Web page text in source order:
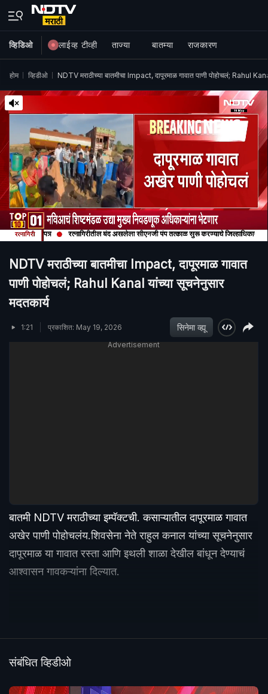
व्हिडिओ लाईव्ह टीव्ही ताज्या बातम्या राजकारण
होम व्हिडीओ NDTV मराठीच्या बातमीचा Impact, दापूरमाळ गावात पाणी पोहोचलं; Rahul
NDTV मराठीच्या बातमीचा Impact, दापूरमाळ गावात
पाणी पोहोचलं; Rahul Kanal यांच्या सूचनेनुसार
मदतकार्य
1:21 प्रकाशित: May 19, 2026 सिनेमा व्ह्यू
Advertisement
बातमी NDTV मराठीच्या इम्पॅक्टची. कसाऱ्यातील दापूरमाळ गावात
अखेर पाणी पोहोचलंय.शिवसेना नेते राहुल कनाल यांच्या सूचनेनुसार
दापूरमाळ या गावात रस्ता आणि इथली शाळा देखील बांधून देण्याचं
आश्वासन गावकऱ्यांना दिल्यात.
संबंधित व्हिडीओ